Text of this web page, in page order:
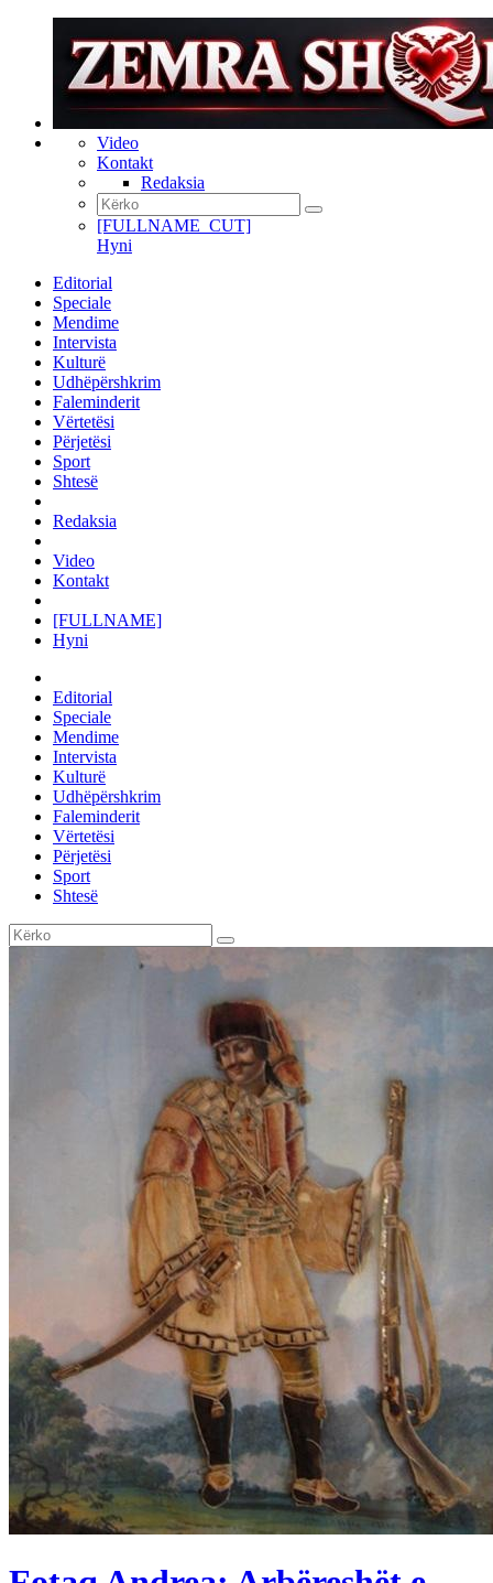
Video
Kontakt
Redaksia
[FULLNAME_CUT]
Hyni
Editorial
Speciale
Mendime
Intervista
Kulturë
Udhëpërshkrim
Faleminderit
Vërtetësi
Përjetësi
Sport
Shtesë
Redaksia
Video
Kontakt
[FULLNAME]
Hyni
Editorial
Speciale
Mendime
Intervista
Kulturë
Udhëpërshkrim
Faleminderit
Vërtetësi
Përjetësi
Sport
Shtesë